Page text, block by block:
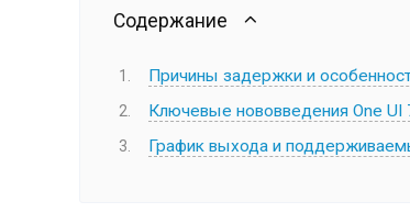
Содержание
Причины задержки и
Ключевые нововведения One UI
График выхода и